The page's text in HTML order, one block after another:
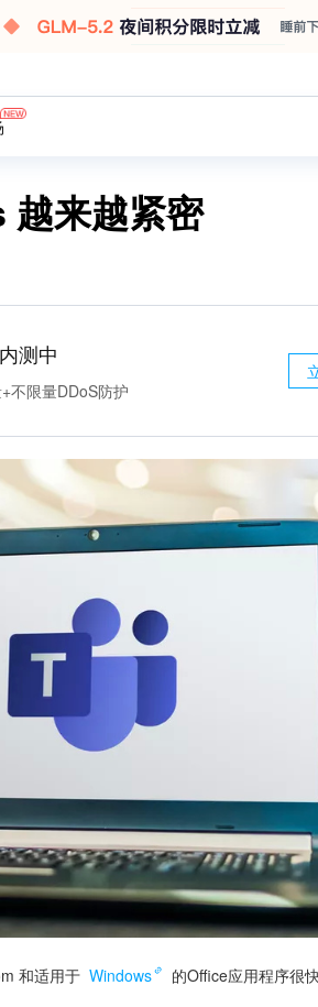
来越紧密
测中
不限量DDoS防护
和适用于 Windows
的Office应用程序很